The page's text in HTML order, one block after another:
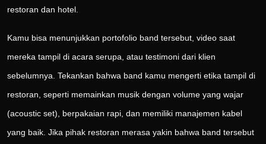
restoran dan hotel.
Kamu bisa menunjukkan portofolio band tersebut, video saat
mereka tampil di acara serupa, atau testimoni dari klien
sebelumnya. Tekankan bahwa band kamu mengerti etika tampil di
restoran, seperti memainkan musik dengan volume yang wajar
(acoustic set), berpakaian rapi, dan memiliki manajemen kabel
yang baik. Jika pihak restoran merasa yakin bahwa band tersebut